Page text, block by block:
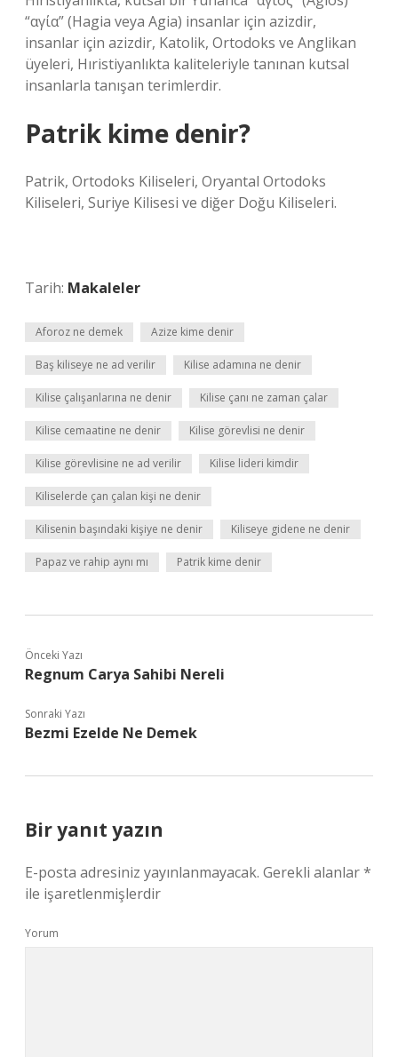
“αγία” (Hagia veya Agia) insanlar için azizdir,
insanlar için azizdir, Katolik, Ortodoks ve Anglikan
üyeleri, Hıristiyanlıkta kaliteleriyle tanınan kutsal
insanlarla tanışan terimlerdir.
Patrik kime denir?
Patrik, Ortodoks Kiliseleri, Oryantal Ortodoks
Kiliseleri, Suriye Kilisesi ve diğer Doğu Kiliseleri.
Tarih: Makaleler
Aforoz ne demek Azize kime denir
Baş kiliseye ne ad verilir Kilise adamına ne denir
Kilise çalışanlarına ne denir Kilise çanı ne zaman çalar
Kilise cemaatine ne denir Kilise görevlisi ne denir
Kilise görevlisine ne ad verilir Kilise lideri kimdir
Kiliselerde çan çalan kişi ne denir
Kilisenin başındaki kişiye ne denir Kiliseye gidene ne denir
Papaz ve rahip aynı mı Patrik kime denir
Önceki Yazı
Regnum Carya Sahibi Nereli
Sonraki Yazı
Bezmi Ezelde Ne Demek
Bir yanıt yazın
E-posta adresiniz yayınlanmayacak. Gerekli alanlar*
ile işaretlenmişlerdir
Yorum